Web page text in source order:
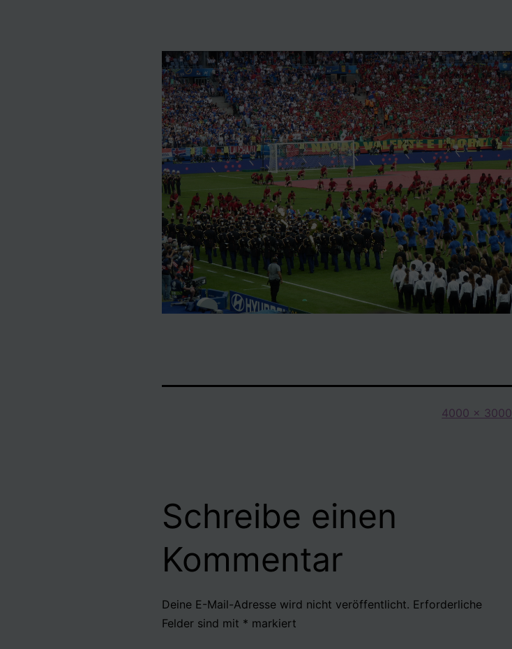
Originalgröße
4000 × 3000
Schreibe einen
Kommentar
Deine E-Mail-Adresse wird nicht veröffentlicht. Erforderliche
Felder sind mit * markiert